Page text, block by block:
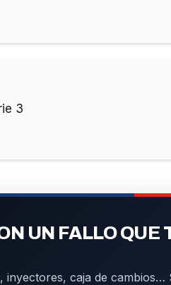
3
UN FALLO QUE
inyectores, caja de cambios…